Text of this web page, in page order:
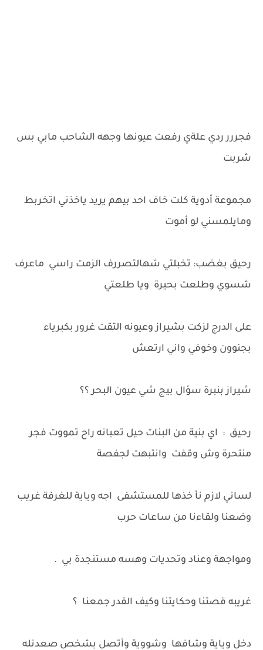
فجررر ردي علةي رفعت عيونها وجهه الشاحب مابي بس
شربت
مجموعة أدوية كلت خاف احد بيهم يريد ياخذني اتخربط
ومايلمسني لو أموت
رحيق بغضب: تخبلتي شهالتصررف الزمت راسي ماعرف
شسوي وطلعت بحيرة ويا طلعتي
على الدرج لزكت بشيراز وعيونه التقت غرور بكبرياء
بجنوون وخوفي واني ارتعش
شيراز بنبرة سؤال بيج شي عيون البحر ؟؟
رحيق : اي بنية من البنات حيل تعبانه راح تمووت فجر
منتحرة وش وقفت وانتبهت لجفصة
لساني لازم نأ خذها للمستشفى اجه وياية للغرفة غريب
وضعنا ولقاءنا من ساعات حرب
ومواجهة وعناد وتحديات وهسه مستنجدة بي .
غريبه قصتنا وحكايتنا وكيف القدر جمعنا ؟
دخل وياية وشافها وشووية وأتصل بشخص صعدنله